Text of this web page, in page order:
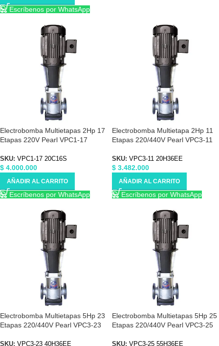
Escríbenos por WhatsApp
Electrobomba Multietapas 2Hp 17
Etapas 220V Pearl VPC1-17
SKU: VPC1-17 20C16S
$ 4.000.000
AÑADIR AL CARRITO
Escríbenos por WhatsApp
Electrobomba Multietapa 2Hp 11
Etapas 220/440V Pearl VPC3-11
SKU: VPC3-11 20H36EE
$ 3.482.000
AÑADIR AL CARRITO
Escríbenos por WhatsApp
Electrobomba Multietapas 5Hp 23
Etapas 220/440V Pearl VPC3-23
SKU: VPC3-23 40H36EE
Electrobomba Multietapas 5Hp 25
Etapas 220/440V Pearl VPC3-25
SKU: VPC3-25 55H36EE